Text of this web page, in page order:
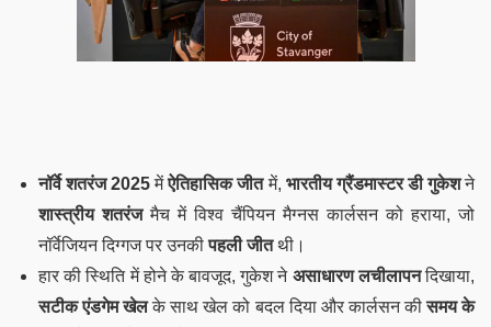
नॉर्वे शतरंज 2025मेंऐतिहासिक जीतमें, भारतीय ग्रैंडमास्टर डी गुकेशने
शास्त्रीय शतरंजमैच में विश्व चैंपियन मैग्नस कार्लसन को हराया, जो
नॉर्वेजियन दिग्गज पर उनकीपहली जीतथी।
हार की स्थिति में होने के बावजूद, गुकेश ने असाधारण लचीलापनदिखाया,
सटीक एंडगेम खेलके साथ खेल को बदल दिया और कार्लसन कीसमय के